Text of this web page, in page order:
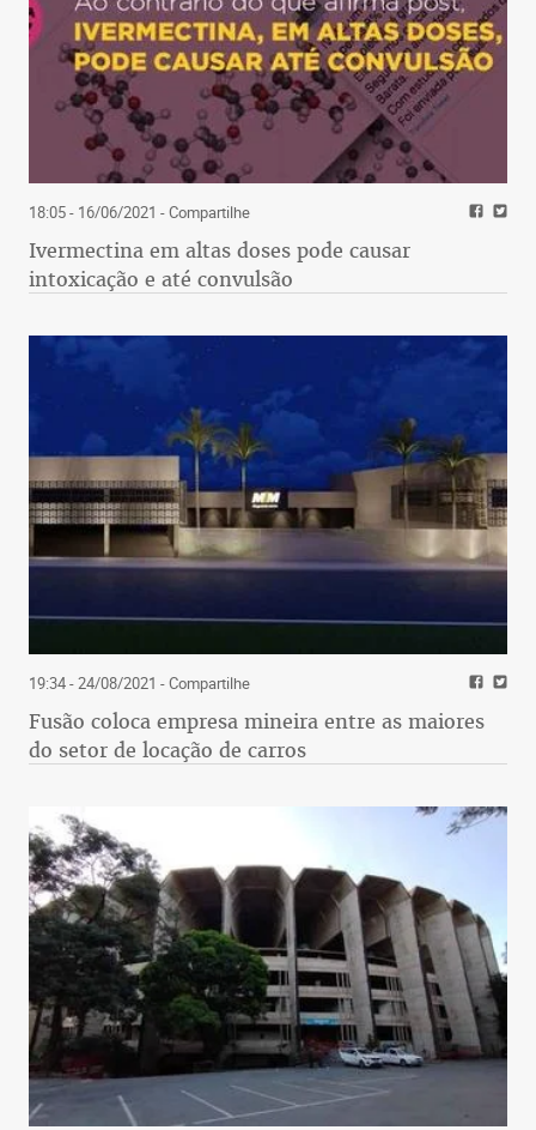
18:05 - 16/06/2021 - Compartilhe
Ivermectina em altas doses pode causar
intoxicação e até convulsão
19:34 - 24/08/2021 - Compartilhe
Fusão coloca empresa mineira entre as maiores
do setor de locação de carros